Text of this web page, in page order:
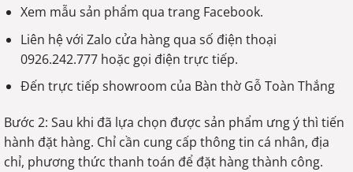
Xem mẫu sản phẩm qua trang Facebook.
Liên hệ với Zalo cửa hàng qua số điện thoại
0926.242.777 hoặc gọi điện trực tiếp.
Đến trực tiếp showroom của Bàn thờ Gỗ Toàn Thắng
Bước 2: Sau khi đã lựa chọn được sản phẩm ưng ý thì tiến
hành đặt hàng. Chỉ cần cung cấp thông tin cá nhân, địa
chỉ, phương thức thanh toán để đặt hàng thành công.